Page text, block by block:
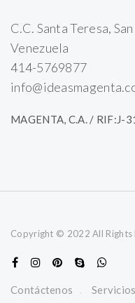
C.C. Santa Teresa,
Venezuela
414-5769877
MAGENTA, C.A. / RIF:J-
Copyright © 2022 All Rights
Contáctenos Servicios